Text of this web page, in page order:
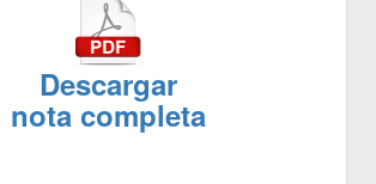
Descargar
nota completa